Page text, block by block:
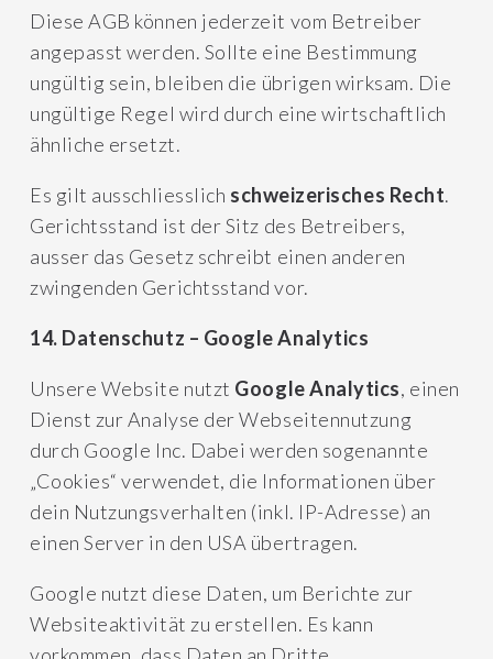
Diese AGB können jederzeit vom Betreiber
angepasst werden. Sollte eine Bestimmung
ungültig sein, bleiben die übrigen wirksam. Die
ungültige Regel wird durch eine wirtschaftlich
ähnliche ersetzt.
Es gilt ausschliesslich schweizerisches Recht.
Gerichtsstand ist der Sitz des Betreibers,
ausser das Gesetz schreibt einen anderen
zwingenden Gerichtsstand vor.
14. Datenschutz – Google Analytics
Unsere Website nutzt Google Analytics, einen
Dienst zur Analyse der Webseitennutzung
durch Google Inc. Dabei werden sogenannte
„Cookies“ verwendet, die Informationen über
dein Nutzungsverhalten (inkl. IP-Adresse) an
einen Server in den USA übertragen.
Google nutzt diese Daten, um Berichte zur
Websiteaktivität zu erstellen. Es kann